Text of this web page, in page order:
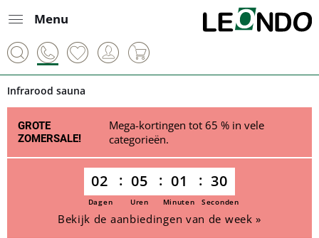
Menu
Infrarood sauna
GROTE
ZOMERSALE!
Mega-kortingen tot 65 % in vele
categorieën.
02 05 01 30
Dagen Uren Minuten Seconden
Bekijk de aanbiedingen van de week »